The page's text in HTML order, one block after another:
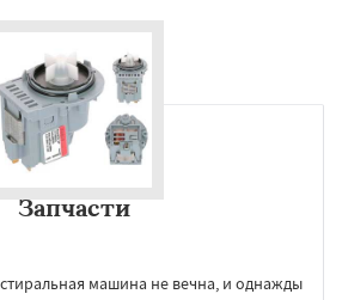
Запчасти
машина не вечна, и однажды